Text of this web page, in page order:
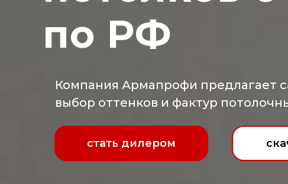
по РФ
Компания Армапрофи предлагает
выбор оттенков и фактур
стать дилером